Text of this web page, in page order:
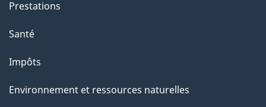
Prestations
Santé
Impôts
Environnement et ressources naturelles